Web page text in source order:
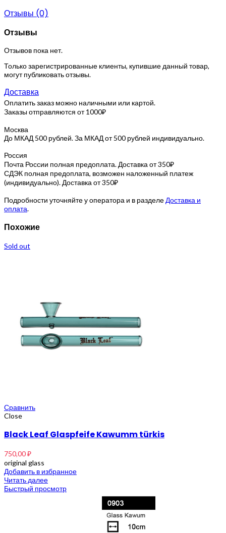
Отзывы (0)
Отзывы
Отзывов пока нет.
Только зарегистрированные клиенты, купившие данный товар,
могут публиковать отзывы.
Доставка
Оплатить заказ можно наличными или картой.
Заказы отправляются от 1000₽
Москва
До МКАД 500 рублей. За МКАД от 500 рублей индивидуально.
Россия
Почта России полная предоплата. Доставка от 350₽
СДЭК полная предоплата, возможен наложенный платеж
(индивидуально). Доставка от 350₽
Подробности уточняйте у оператора и в разделе Доставка и
оплата.
Похожие
Sold out
Сравнить
Close
Black Leaf Glaspfeife Kawumm türkis
750,00₽
original glass
Добавить в избранное
Читать далее
Быстрый просмотр